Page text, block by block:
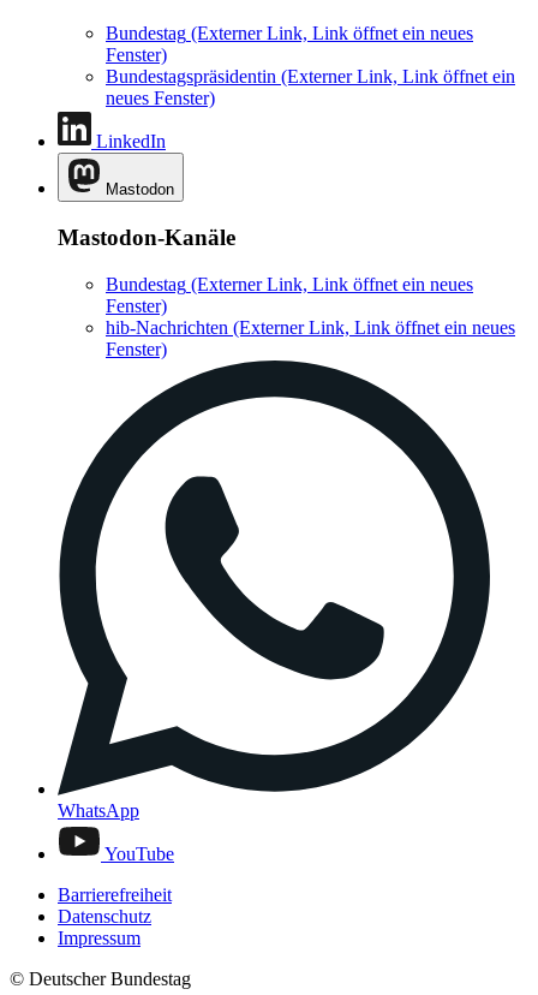
Bundestag (Externer Link, Link öffnet ein neues
Fenster)
Bundestagspräsidentin (Externer Link, Link öffnet ein
neues Fenster)
LinkedIn
Mastodon
Mastodon-Kanäle
Bundestag (Externer Link, Link öffnet ein neues
Fenster)
hib-Nachrichten (Externer Link, Link öffnet ein neues
Fenster)
WhatsApp
YouTube
Barrierefreiheit
Datenschutz
Impressum
© Deutscher Bundestag